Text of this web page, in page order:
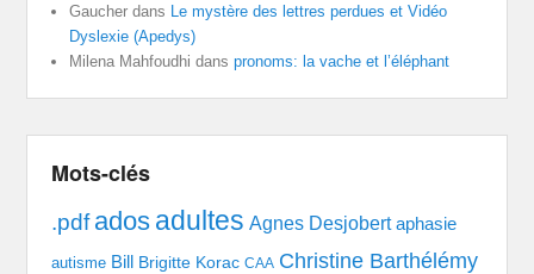
Gaucher dans Le mystère des lettres perdues et Vidéo
Dyslexie (Apedys)
Milena Mahfoudhi danspronoms: la vache et l’éléphant
Mots-clés
.pdf ados adultes Agnes Desjobert aphasie
autisme Bill Brigitte Korac CAA Christine Barthélémy